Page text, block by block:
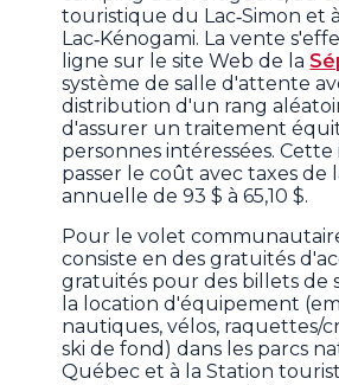
touristique du Lac‑Simon et
Lac‑Kénogami. La vente
ligne sur le site Web de la
système de salle d'attente
distribution d'un rang
d'assurer un traitement
personnes intéressées.
passer le coût avec taxes de
annuelle de 93 $ à 65,10 $.
Pour le volet
consiste en des gratuités
gratuités pour des billets de
la location d'équipement
nautiques, vélos, raquettes/
ski de fond) dans les parcs
Québec et à la Station